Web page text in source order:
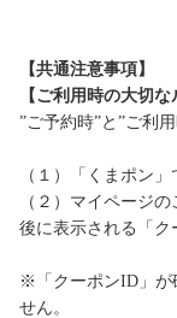
【共通注意事項】
【ご利用時の大切な
”ご予約時”と”ご利
（１）「くまポン
（２）マイページ
後に表示される「ク
※「クーポンID」が
せん。